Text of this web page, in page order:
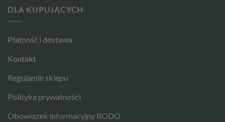
DLA KUPUJĄCYCH
Płatność i dostawa
Kontakt
Regulamin sklepu
Polityka prywatności
Obowiązek informacyjny RODO